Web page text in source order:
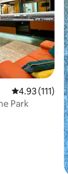
Calificación
4.93 (111)
Park